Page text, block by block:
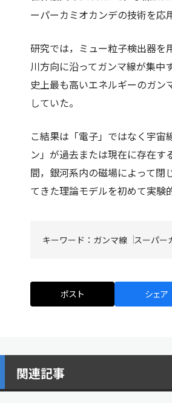
ーパーカミオカンデの技術を応
研究では，ミュー粒子検出器を
川方向に沿ってガンマ線が集中
史上最も高いエネルギーのガ
していた。
こ結果は「電子」ではなく宇
ン」が過去または現在に存在
間，銀河系内の磁場によって閉
てきた理論モデルを初めて実験
キーワード： ガンマ線 スーパー
ポスト シェア
関連記事